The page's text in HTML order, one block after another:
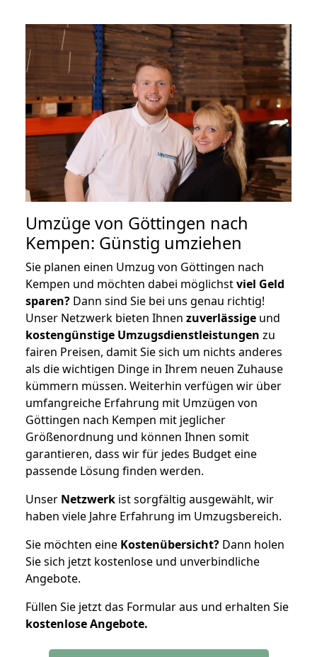
Umzüge von Göttingen nach
Kempen: Günstig umziehen
Sie planen einen Umzug von Göttingen nach
Kempen und möchten dabei möglichstviel Geld
sparen? Dann sind Sie bei uns genau richtig!
Unser Netzwerk bieten Ihnen zuverlässige und
kostengünstige Umzugsdienstleistungen zu
fairen Preisen, damit Sie sich um nichts anderes
als die wichtigen Dinge in Ihrem neuen Zuhause
kümmern müssen. Weiterhin verfügen wir über
umfangreiche Erfahrung mit Umzügen von
Göttingen nach Kempen mit jeglicher
Größenordnung und können Ihnen somit
garantieren, dass wir für jedes Budget eine
passende Lösung finden werden.
Unser Netzwerk ist sorgfältig ausgewählt, wir
haben viele Jahre Erfahrung im Umzugsbereich.
Sie möchten eine Kostenübersicht? Dann holen
Sie sich jetzt kostenlose und unverbindliche
Angebote.
Füllen Sie jetzt das Formular aus und erhalten Sie
kostenloseAngebote.